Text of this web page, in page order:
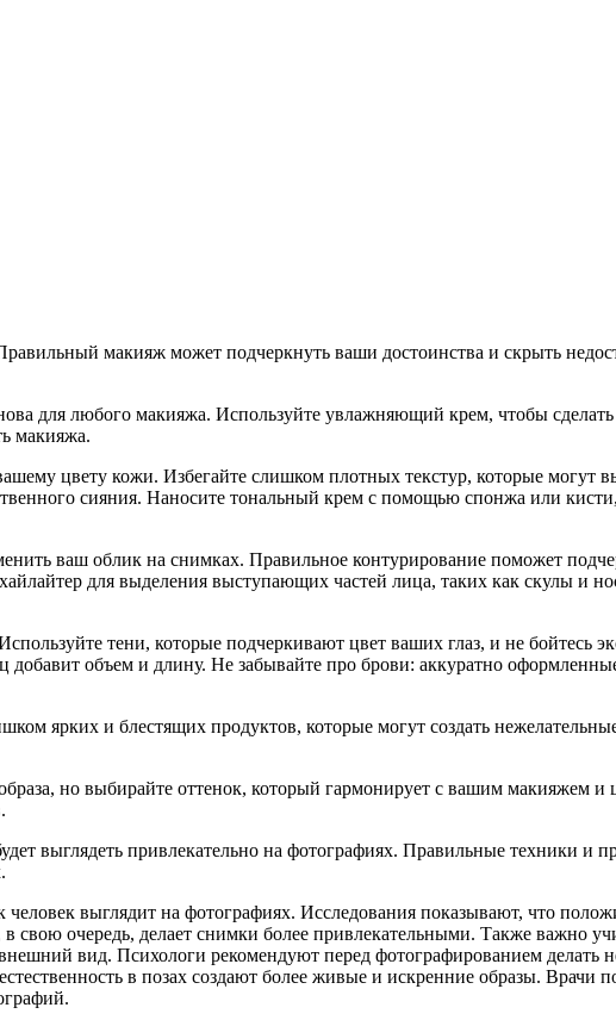
макияж может подчеркнуть ваши достоинства и скрыть
для любого макияжа. Используйте увлажняющий крем, чтобы
макияжа.
цвету кожи. Избегайте слишком плотных текстур, которые могут
сияния. Наносите тональный крем с помощью спонжа или
ваш облик на снимках. Правильное контурирование поможет
для выделения выступающих частей лица, таких как скулы и
тени, которые подчеркивают цвет ваших глаз, и не бойтесь
объем и длину. Не забывайте про брови: аккуратно
ярких и блестящих продуктов, которые могут создать
но выбирайте оттенок, который гармонирует с вашим макияжем
выглядеть привлекательно на фотографиях. Правильные техники и
выглядит на фотографиях. Исследования показывают, что
очередь, делает снимки более привлекательными. Также важно
вид. Психологи рекомендуют перед фотографированием делать
в позах создают более живые и искренние образы. Врачи